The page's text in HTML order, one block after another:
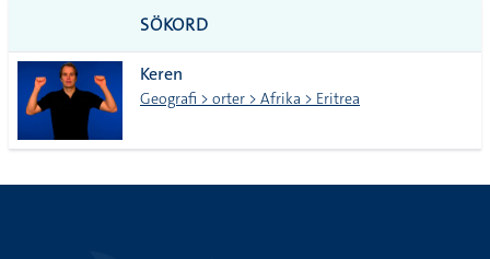
mindre
vanliga
tecken
SÖKORD
Keren
Geografi > orter > Afrika > Eritrea